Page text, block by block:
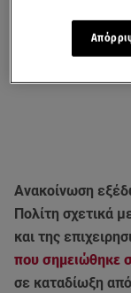
Ανακοίνωση
Πολίτη σχετικά
και της
που σημειώθηκε
σε καταδίωξη